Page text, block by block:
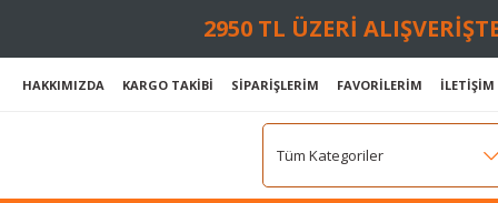
2950 TL ÜZERİ
HAKKIMIZDA KARGO TAKİBİ SİPARİŞLERİM FAVORİLERİM İLETİŞİM